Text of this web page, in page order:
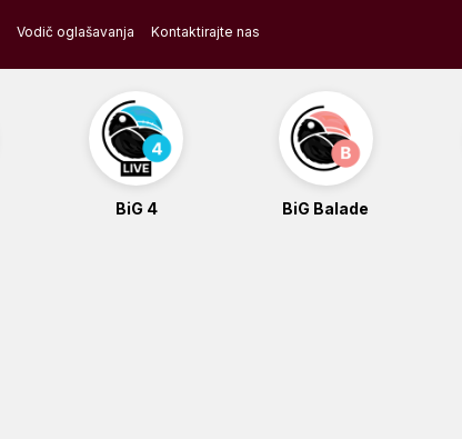
Vodič oglašavanja Kontaktirajte nas
BiG 4 BiG Balade